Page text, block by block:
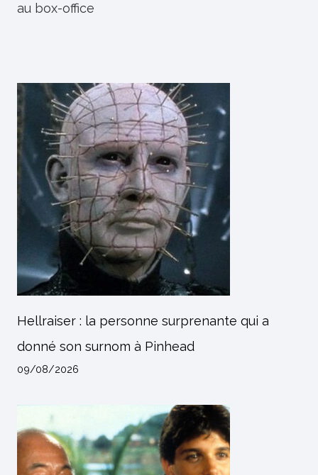
au box-office
Hellraiser : la personne surprenante qui a
donné son surnom à Pinhead
09/08/2026